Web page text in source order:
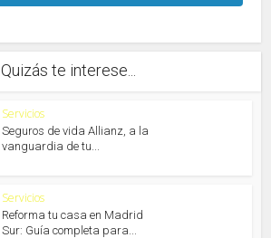
Quizás te interese...
Servicios
Seguros de vida Allianz, a la
vanguardia de tu...
Servicios
Reforma tu casa en Madrid
Sur: Guía completa para...